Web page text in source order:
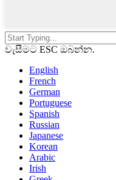
වැසීමට ESC ඔබන්න.
English
French
German
Portuguese
Spanish
Russian
Japanese
Korean
Arabic
Irish